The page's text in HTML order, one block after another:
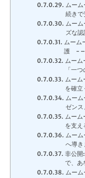
ムーム
続きで
ムーム
ズな認
ムーム
護 - –
ムーム
「一
ムーム
を確立
ムーム
ゼンス
ムーム
を支え
ムーム
へ導き
非公開
で、あ
ムーム